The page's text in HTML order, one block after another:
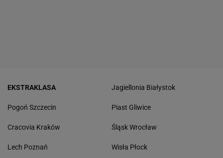
EKSTRAKLASA
Pogoń Szczecin
Cracovia Kraków
Lech Poznań
Jagiellonia Białystok
Piast Gliwice
Śląsk Wrocław
Wisła Płock